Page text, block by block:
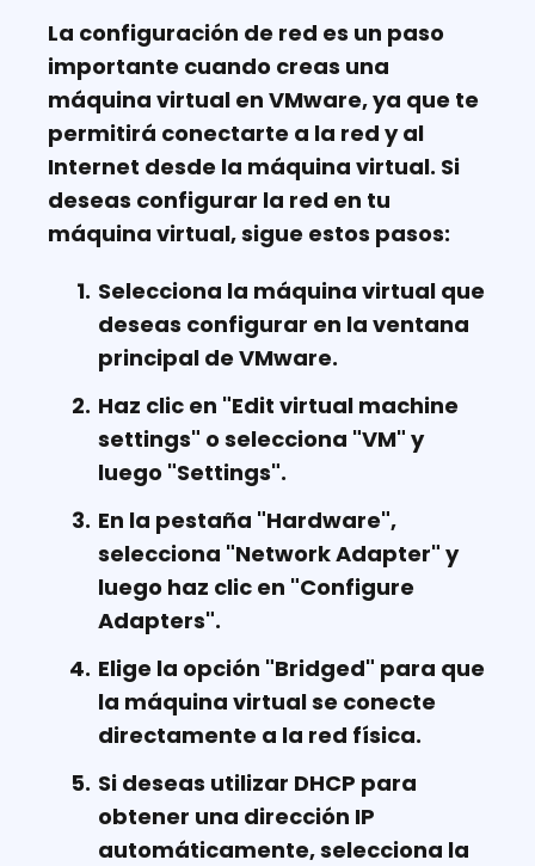
La configuración de red es un paso
importante cuando creas una
máquina virtual en VMware, ya que te
permitirá conectarte a la red y al
Internet desde la máquina virtual. Si
deseas configurar la red en tu
máquina virtual, sigue estos pasos:
Selecciona la máquina virtual que
deseas configurar en la ventana
principal de VMware.
Haz clic en "Edit virtual machine
settings" o selecciona "VM" y
luego "Settings".
En la pestaña "Hardware",
selecciona "Network Adapter" y
luego haz clic en "Configure
Adapters".
Elige la opción "Bridged" para que
la máquina virtual se conecte
directamente a la red física.
Si deseas utilizar DHCP para
obtener una dirección IP
automáticamente, selecciona la